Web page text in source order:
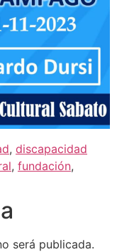
, discapacidad
, fundación,
será publicada.